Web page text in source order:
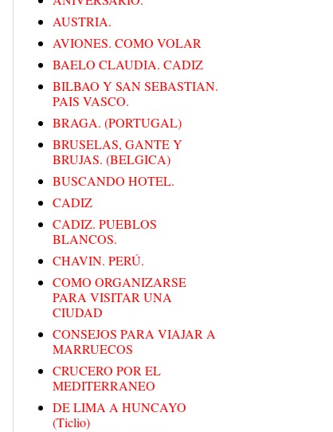
AUSTRIA.
AVIONES. COMO VOLAR
BAELO CLAUDIA. CADIZ
BILBAO Y SAN SEBASTIAN.
PAIS VASCO.
BRAGA. (PORTUGAL)
BRUSELAS, GANTE Y
BRUJAS. (BELGICA)
BUSCANDO HOTEL.
CADIZ
CADIZ. PUEBLOS
BLANCOS.
CHAVIN. PERÚ.
COMO ORGANIZARSE
PARA VISITAR UNA
CIUDAD
CONSEJOS PARA VIAJAR A
MARRUECOS
CRUCERO POR EL
MEDITERRANEO
DE LIMA A HUNCAYO
(Ticlio)